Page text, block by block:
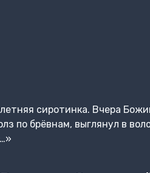
сиротинка. Вчера
по брёвнам, выглянул в